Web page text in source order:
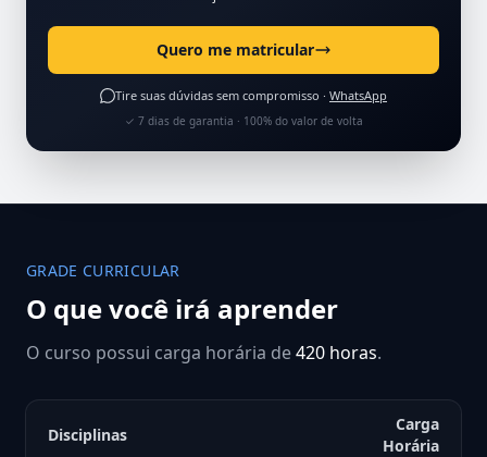
Quero me matricular
Tire suas dúvidas sem compromisso · WhatsApp
✓ 7 dias de garantia · 100% do valor de volta
GRADE CURRICULAR
O que você irá aprender
O curso possui carga horária de420 horas.
Disciplinas
Carga
Horária